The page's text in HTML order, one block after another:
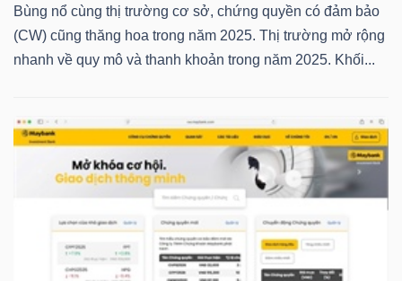
Bùng nổ cùng thị trường cơ sở, chứng quyền có đảm bảo
(CW) cũng thăng hoa trong năm 2025. Thị trường mở rộng
nhanh về quy mô và thanh khoản trong năm 2025. Khối...
DỮ
LIỆU